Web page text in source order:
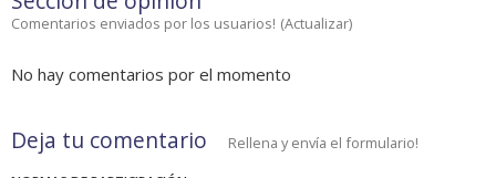
Comentarios enviados por los usuarios! (Actualizar)
No hay comentarios por el momento
Deja tu comentario Rellena y envía el formulario!